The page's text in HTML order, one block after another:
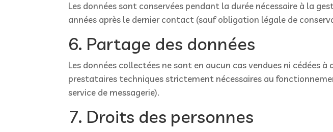
Les données sont conservées pendant la durée nécessaire à la
années après le dernier contact (sauf obligation légale de
6. Partage des données
Les données collectées ne sont en aucun cas vendues ni cédées
prestataires techniques strictement nécessaires au
service de messagerie).
7. Droits des personnes